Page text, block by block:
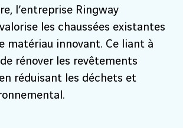
l’entreprise Ringway
les chaussées existantes
matériau innovant. Ce liant à
rénover les revêtements
réduisant les déchets et